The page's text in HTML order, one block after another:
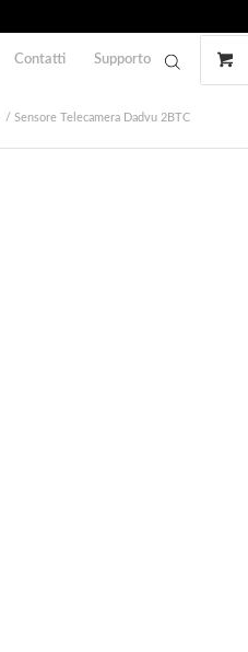
Contatti Supporto
/ Sensore Telecamera Dadvu 2BTC